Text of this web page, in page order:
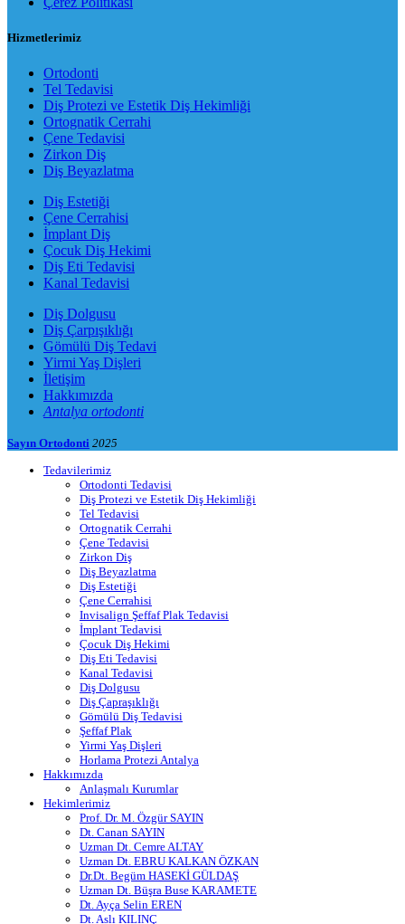
Hizmetlerimiz
Ortodonti
Tel Tedavisi
Diş Protezi ve Estetik Diş Hekimliği
Ortognatik Cerrahi
Çene Tedavisi
Zirkon Diş
Diş Beyazlatma
Diş Estetiği
Çene Cerrahisi
İmplant Diş
Çocuk Diş Hekimi
Diş Eti Tedavisi
Kanal Tedavisi
Diş Dolgusu
Diş Çarpışıklığı
Gömülü Diş Tedavi
Yirmi Yaş Dişleri
İletişim
Hakkımızda
Antalya ortodonti
Sayın Ortodonti 2025
Tedavilerimiz
Ortodonti Tedavisi
Diş Protezi ve Estetik Diş Hekimliği
Tel Tedavisi
Ortognatik Cerrahi
Çene Tedavisi
Zirkon Diş
Diş Beyazlatma
Diş Estetiği
Çene Cerrahisi
Invisalign Şeffaf Plak Tedavisi
İmplant Tedavisi
Çocuk Diş Hekimi
Diş Eti Tedavisi
Kanal Tedavisi
Diş Dolgusu
Diş Çapraşıklığı
Gömülü Diş Tedavisi
Şeffaf Plak
Yirmi Yaş Dişleri
Horlama Protezi Antalya
Hakkımızda
Anlaşmalı Kurumlar
Hekimlerimiz
Prof. Dr. M. Özgür SAYIN
Dt. Canan SAYIN
Uzman Dt. Cemre ALTAY
Uzman Dt. EBRU KALKAN ÖZKAN
Dr.Dt. Begüm HASEKİ GÜLDAŞ
Uzman Dt. Büşra Buse KARAMETE
Dt. Ayça Selin EREN
Dt. Aslı KILINÇ